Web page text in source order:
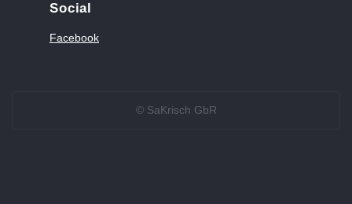
Social
Facebook
© SaKrisch GbR